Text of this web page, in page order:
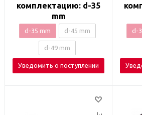
комплектацию: d-35
mm
d-35 mm d-45 mm
d-49 mm
Уведомить о поступлении
d-